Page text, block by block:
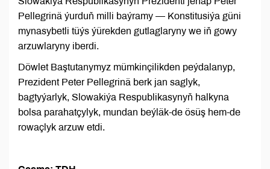
Pellegrinä ýurduň milli baýramy — Konstitusiýa güni
mynasybetli tüýs ýürekden gutlaglaryny we iň gowy
arzuwlaryny iberdi.
Döwlet Baştutanymyz mümkinçilikden peýdalanyp,
Prezident Peter Pellegrinä berk jan saglyk,
bagtyýarlyk, Slowakiýa Respublikasynyň halkyna
bolsa parahatçylyk, mundan beýläk-de ösüş hem-de
rowaçlyk arzuw etdi.